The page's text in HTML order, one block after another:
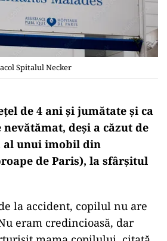
Spitalul Necker
de 4 ani și jumătate și ca
deși a căzut de
al unui imobil din
de Paris), la sfârșitul
la accident, copilul nu are
eram credincioasă, dar